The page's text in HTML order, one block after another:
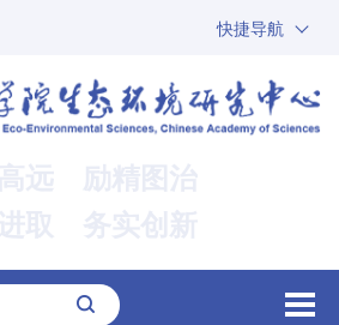
快捷导航
ARP
邮箱